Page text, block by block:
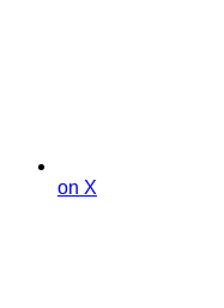
on X